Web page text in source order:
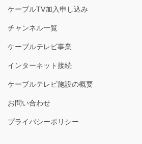
ケーブルTV加入申し込み
チャンネル一覧
ケーブルテレビ事業
インターネット接続
ケーブルテレビ施設の概要
お問い合わせ
プライバシーポリシー